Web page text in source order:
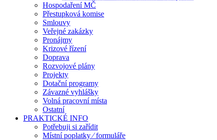
Hospodaření MČ
Přestupková komise
Smlouvy
Veřejné zakázky
Pronájmy
Krizové řízení
Doprava
Rozvojové plány
Projekty
Dotační programy
Závazné vyhlášky
Volná pracovní místa
Ostatní
PRAKTICKÉ INFO
Potřebuji si zařídit
Místní poplatky ⁄ formuláře